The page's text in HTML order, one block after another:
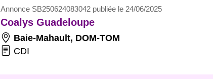
Annonce SB250624083042 publiée le 24/06/2025
Coalys Guadeloupe
Baie-Mahault, DOM-TOM
CDI